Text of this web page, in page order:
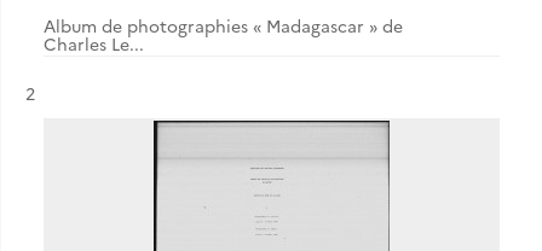
Album de photographies « Madagascar » de
Charles Le...
Résultat n°
2